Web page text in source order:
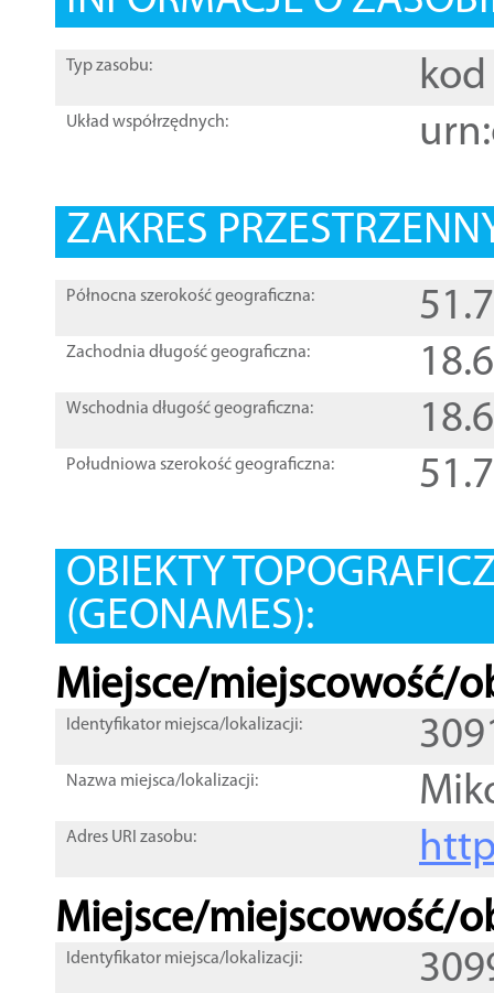
Typ zasobu: kod
Układ współrzędnych:
ZAKRES
Północna szerokość geograficzna:
Zachodnia długość geograficzna:
Wschodnia długość geograficzna:
Południowa szerokość geograficzna:
OBIEKTY
(GEONAMES):
Miejsce/miejscowość/
Identyfikator miejsca/lokalizacji:
Nazwa miejsca/lokalizacji:
Adres URI zasobu:
Miejsce/miejscowość/
Identyfikator miejsca/lokalizacji: